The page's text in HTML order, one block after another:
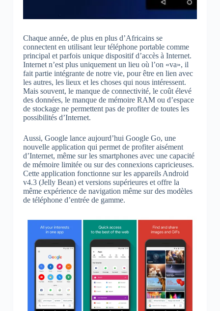
Chaque année, de plus en plus d’Africains se
connectent en utilisant leur téléphone portable comme
principal et parfois unique dispositif d’accès à Internet.
Internet n’est plus uniquement un lieu où l’on «va», il
fait partie intégrante de notre vie, pour être en lien avec
les autres, les lieux et les choses qui nous intéressent.
Mais souvent, le manque de connectivité, le coût élevé
des données, le manque de mémoire RAM ou d’espace
de stockage ne permettent pas de profiter de toutes les
possibilités d’Internet.
Aussi, Google lance aujourd’hui Google Go, une
nouvelle application qui permet de profiter aisément
d’Internet, même sur les smartphones avec une capacité
de mémoire limitée ou sur des connexions capricieuses.
Cette application fonctionne sur les appareils Android
v4.3 (Jelly Bean) et versions supérieures et offre la
même expérience de navigation même sur des modèles
de téléphone d’entrée de gamme.